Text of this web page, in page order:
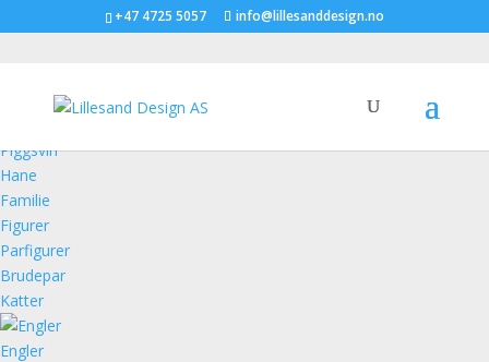
+47 4725 5057 info@lillesanddesign.no
Piggsvin
Hane
Familie
Figurer
Parfigurer
Brudepar
Katter
Engler